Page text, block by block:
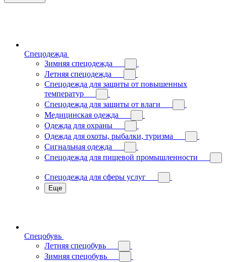
Спецодежда
Зимняя спецодежда
Летняя спецодежда
Спецодежда для защиты от повышенных
температур
Спецодежда для защиты от влаги
Медицинская одежда
Одежда для охраны
Одежда для охоты, рыбалки, туризма
Сигнальная одежда
Спецодежда для пищевой промышленности
Спецодежда для сферы услуг
Еще
Спецобувь
Летняя спецобувь
Зимняя спецобувь